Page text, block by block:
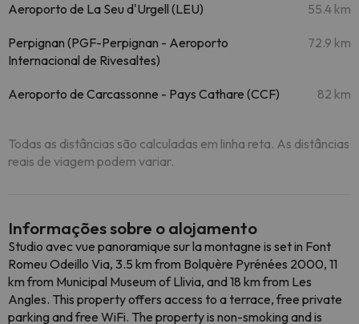
Aeroporto de La Seu d'Urgell (LEU) 55.4 km
Perpignan (PGF-Perpignan - Aeroporto
Internacional de Rivesaltes)
72.9 km
Aeroporto de Carcassonne - Pays Cathare (CCF) 82 km
Todas as distâncias são calculadas em linha reta. As distâncias
reais de viagem podem variar.
Informações sobre o alojamento
Studio avec vue panoramique sur la montagne is set in Font
Romeu Odeillo Via, 3.5 km from Bolquère Pyrénées 2000, 11
km from Municipal Museum of Llivia, and 18 km from Les
Angles. This property offers access to a terrace, free private
parking and free WiFi. The property is non-smoking and is